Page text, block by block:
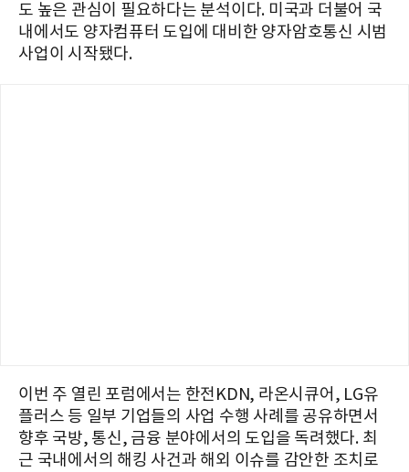
도 높은 관심이 필요하다는 분석이다. 미국과 더불어 국
내에서도 양자컴퓨터 도입에 대비한 양자암호통신 시범
사업이 시작됐다.
이번 주 열린 포럼에서는 한전KDN, 라온시큐어, LG유
플러스 등 일부 기업들의 사업 수행 사례를 공유하면서
향후 국방, 통신, 금융 분야에서의 도입을 독려했다. 최
근 국내에서의 해킹 사건과 해외 이슈를 감안한 조치로